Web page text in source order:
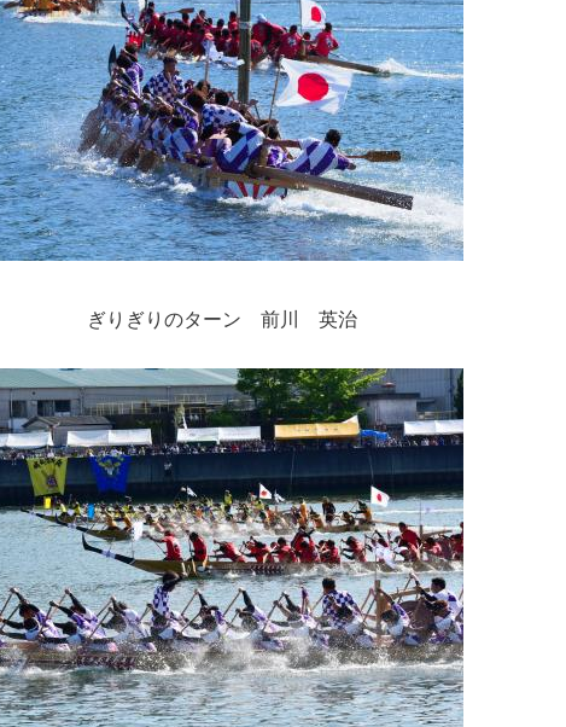
ぎりぎりのターン 前川 英治